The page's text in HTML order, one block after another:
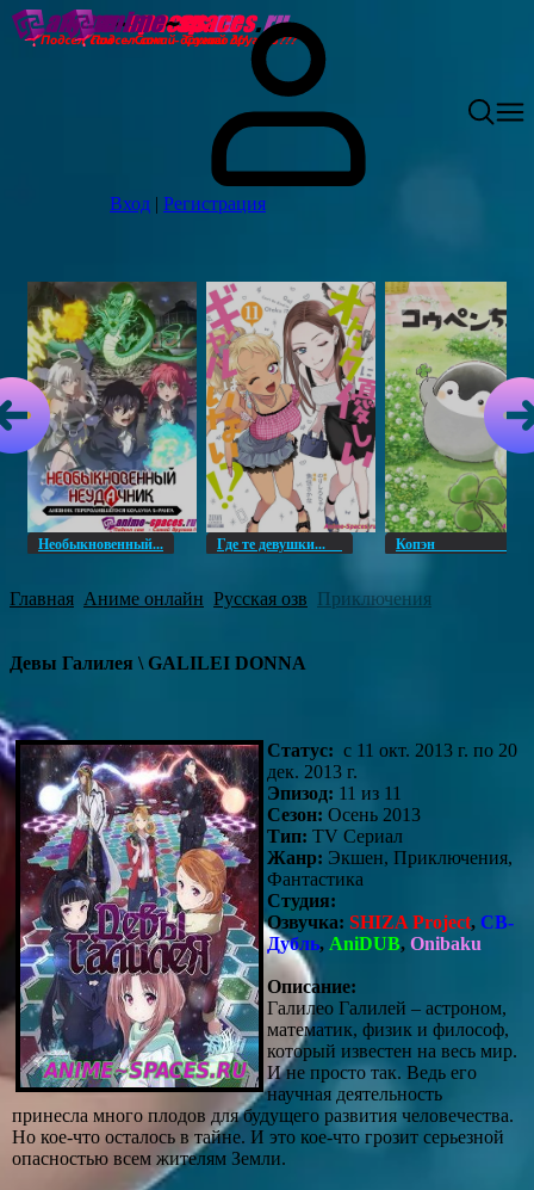
Вход | Регистрация
Необыкновенный... Где те девушки... Копэн
Главная Аниме онлайн Русская озв Приключения
Девы Галилея \ GALILEI DONNA
Статус: с 11 окт. 2013 г. по 20
дек. 2013 г.
Эпизод: 11 из 11
Сезон: Осень 2013
Тип: TV Сериал
Жанр: Экшен, Приключения,
Фантастика
Студия:
Озвучка: SHIZA Project, СВ-
Дубль, AniDUB, Onibaku
Описание:
Галилео Галилей – астроном,
математик, физик и философ,
который известен на весь мир.
И не просто так. Ведь его
научная деятельность
принесла много плодов для будущего развития человечества.
Но кое-что осталось в тайне. И это кое-что грозит серьезной
опасностью всем жителям Земли.